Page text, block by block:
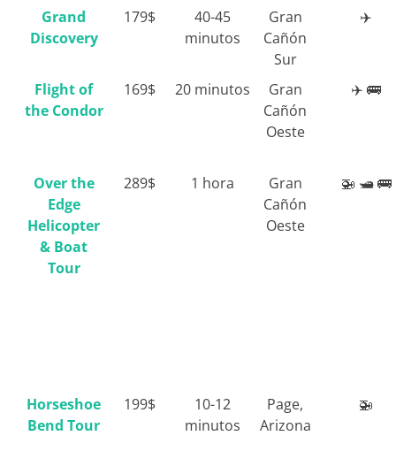
Grand
Discovery
179$
40-45
minutos
Gran
Cañón
Sur
✈️
Flight of
the Condor
169$ 20 minutos
Gran
Cañón
Oeste
✈️ 🚌
Over the
Edge
Helicopter
& Boat
Tour
289$ 1 hora
Gran
Cañón
Oeste
🚁 🛥️ 🚌
Horseshoe
Bend Tour
199$
10-12
minutos
Page,
Arizona
🚁